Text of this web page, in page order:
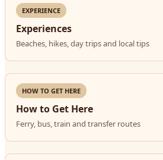
EXPERIENCE
Experiences
Beaches, hikes, day trips and local tips
HOW TO GET HERE
How to Get Here
Ferry, bus, train and transfer routes